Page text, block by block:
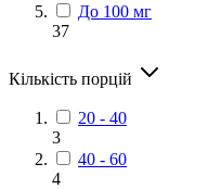
До 100 мг
37
Кількість порцій
20 - 40
3
40 - 60
4